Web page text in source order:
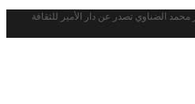
محمد الضناوي تصدر عن دار الأمير للثقافة